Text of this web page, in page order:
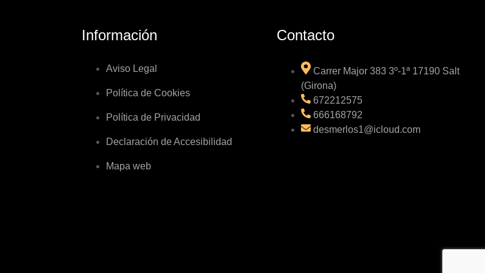
Información
Aviso Legal
Política de Cookies
Política de Privacidad
Declaración de Accesibilidad
Mapa web
Contacto
Carrer Major 383 3º-1ª 17190 Salt
(Girona)
672212575
666168792
desmerlos1@icloud.com